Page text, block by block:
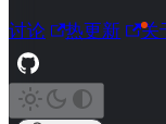
讨论 热更新 关